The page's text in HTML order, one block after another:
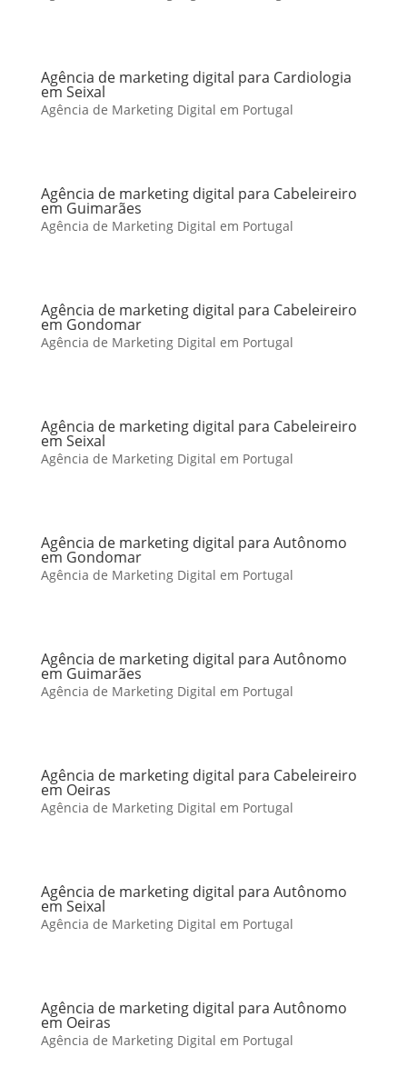
Agência de marketing digital para Cardiologia
em Seixal
Agência de Marketing Digital em Portugal
Agência de marketing digital para Cabeleireiro
em Guimarães
Agência de Marketing Digital em Portugal
Agência de marketing digital para Cabeleireiro
em Gondomar
Agência de Marketing Digital em Portugal
Agência de marketing digital para Cabeleireiro
em Seixal
Agência de Marketing Digital em Portugal
Agência de marketing digital para Autônomo
em Gondomar
Agência de Marketing Digital em Portugal
Agência de marketing digital para Autônomo
em Guimarães
Agência de Marketing Digital em Portugal
Agência de marketing digital para Cabeleireiro
em Oeiras
Agência de Marketing Digital em Portugal
Agência de marketing digital para Autônomo
em Seixal
Agência de Marketing Digital em Portugal
Agência de marketing digital para Autônomo
em Oeiras
Agência de Marketing Digital em Portugal